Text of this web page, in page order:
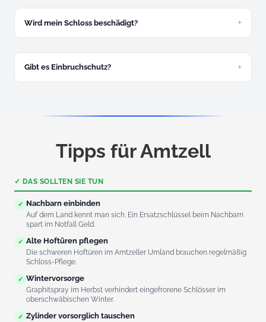
Wird mein Schloss beschädigt?
Standard.
Gibt es Einbruchschutz?
Tipps für Amtzell
✓ DAS SOLLTEN SIE TUN
✓ Nachbarn einbinden
Auf dem Land kennt man sich. Ein Ersatzschlüssel beim Nachbarn
spart im Notfall Geld.
✓ Alte Hoftüren pflegen
Die schweren Hoftüren im Amtzeller Umland brauchen regelmäßig
Schloss-Pflege.
✓ Wintervorsorge
Graphitspray im Herbst verhindert eingefrorene Schlösser im
oberschwäbischen Winter.
✓ Zylinder vorsorglich tauschen